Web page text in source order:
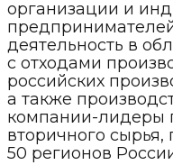
организации и
деятельность в
с отходами
российских
а также
компании-лидеры
вторичного
50 регионов